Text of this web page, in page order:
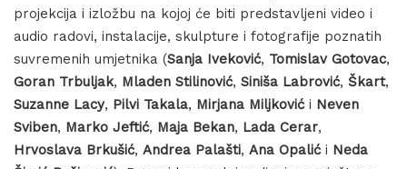
projekcija i izložbu na kojoj će biti predstavljeni video i
audio radovi, instalacije, skulpture i fotografije poznatih
suvremenih umjetnika (Sanja Iveković, Tomislav Gotovac,
Goran Trbuljak, Mladen Stilinović, Siniša Labrović, Škart,
Suzanne Lacy, Pilvi Takala, Mirjana Miljkovići Neven
Sviben, Marko Jeftić, Maja Bekan, Lada Cerar,
Hrvoslava Brkušić, Andrea Palašti, Ana Opalići Neda